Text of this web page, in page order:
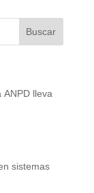
lleva
sistemas